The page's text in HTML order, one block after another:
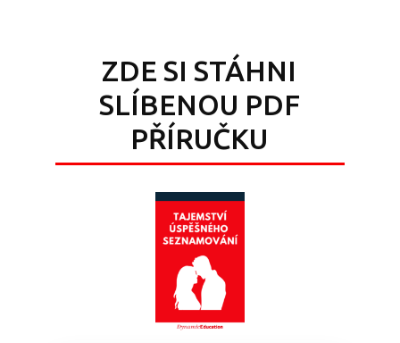
ZDE SI STÁHNI
SLÍBENOU PDF
PŘÍRUČKU